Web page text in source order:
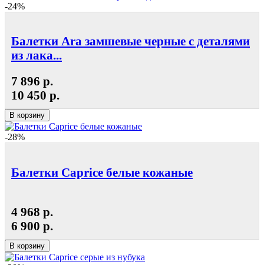
-24%
Балетки Ara замшевые черные с деталями
из лака...
7 896 р.
10 450 р.
В корзину
-28%
Балетки Caprice белые кожаные
4 968 р.
6 900 р.
В корзину